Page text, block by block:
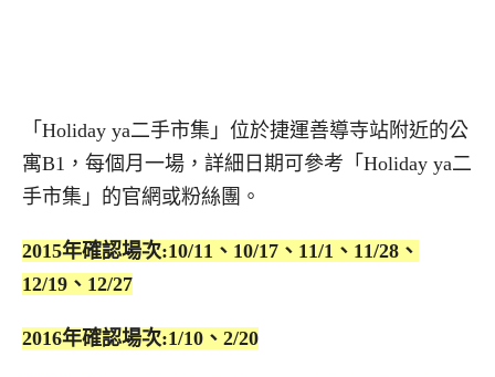
「Holiday ya二手市集」位於捷運善導寺站附近的公
寓B1，每個月一場，詳細日期可參考「Holiday ya二
手市集」的官網或粉絲團。
2015年確認場次:10/11、10/17、11/1、11/28、
12/19、12/27
2016年確認場次:1/10、2/20